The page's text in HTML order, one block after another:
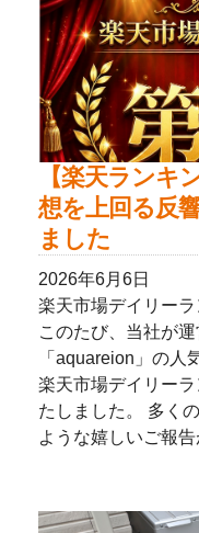
【楽天ランキ
想を上回る反
ました
2026年6月6日
楽天市場デイリー
このたび、当社が
「aquareion」の人
楽天市場デイリー
たしました。 多く
ような嬉しいご報